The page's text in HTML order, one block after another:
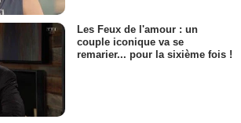
Les Feux de l'amour : un
couple iconique va se
remarier... pour la sixième fois !